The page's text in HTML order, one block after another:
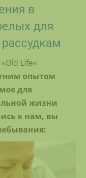
в
для
«Old Life»
опытом
для
жизни
к нам, вы